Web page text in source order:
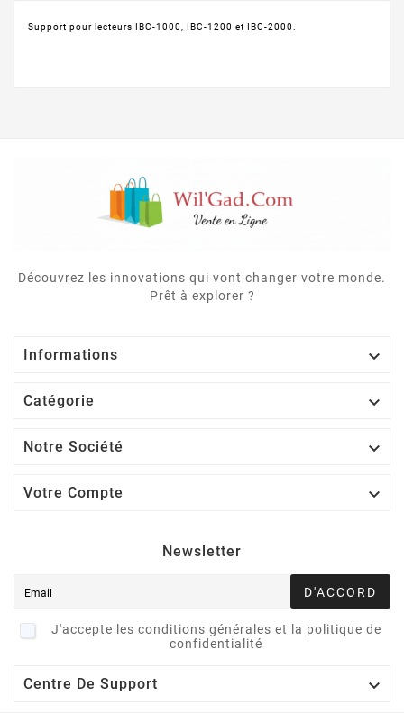
Support pour lecteurs IBC-1000, IBC-1200 et IBC-2000.
Découvrez les innovations qui vont changer votre monde.
Prêt à explorer ?
Informations 
Catégorie 
Notre Société 
Votre Compte 
Newsletter
D'ACCORD
J'accepte les conditions générales et la politique de
confidentialité
Centre De Support 